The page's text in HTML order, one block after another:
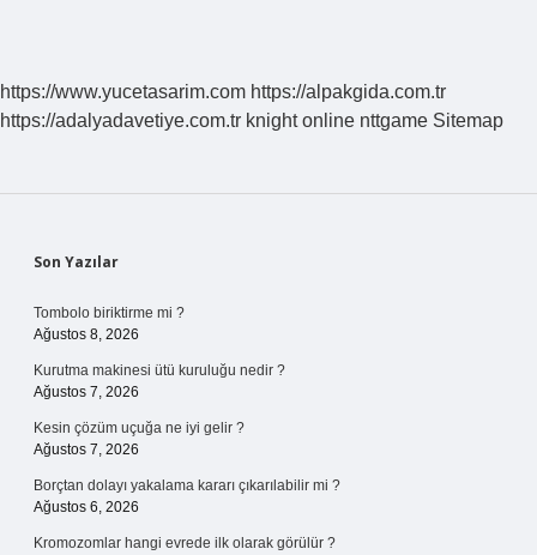
https://www.yucetasarim.com https://alpakgida.com.tr
https://adalyadavetiye.com.tr knight online nttgame Sitemap
Sidebar
Son Yazılar
Tombolo biriktirme mi ?
Ağustos 8, 2026
Kurutma makinesi ütü kuruluğu nedir ?
Ağustos 7, 2026
Kesin çözüm uçuğa ne iyi gelir ?
Ağustos 7, 2026
Borçtan dolayı yakalama kararı çıkarılabilir mi ?
Ağustos 6, 2026
Kromozomlar hangi evrede ilk olarak görülür ?